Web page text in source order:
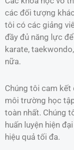
các đối tượng
tôi có các giảng
đầy đủ năng lực
karate,
nữa.
Chúng tôi cam kết
môi trường học
toàn nhất. Chúng
huấn luyện hiện
hiệu quả tối đa.